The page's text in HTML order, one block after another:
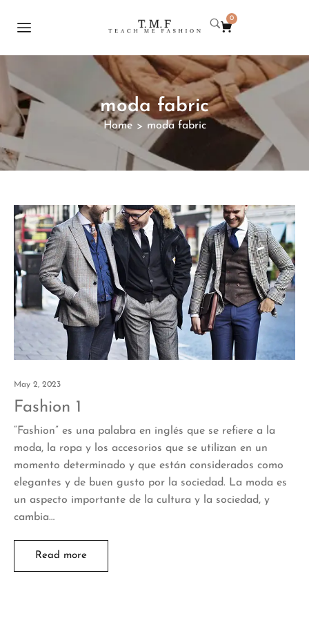
0
moda fabric
Home > moda fabric
May 2, 2023
Fashion 1
“Fashion” es una palabra en inglés que se refiere a la
moda, la ropa y los accesorios que se utilizan en un
momento determinado y que están considerados como
elegantes y de buen gusto por la sociedad. La moda es
un aspecto importante de la cultura y la sociedad, y
cambia…
Read more